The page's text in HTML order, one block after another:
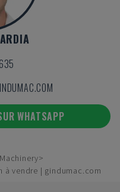
WHATSAPP
à vendre | gindumac.com